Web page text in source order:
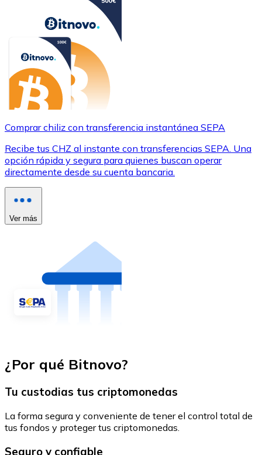
Comprar chiliz con transferencia instantánea SEPA
Recibe tus CHZ al instante con transferencias SEPA. Una
opción rápida y segura para quienes buscan operar
directamente desde su cuenta bancaria.
Ver más
¿Por qué Bitnovo?
Tu custodias tus criptomonedas
La forma segura y conveniente de tener el control total de
tus fondos y proteger tus criptomonedas.
Seguro y confiable